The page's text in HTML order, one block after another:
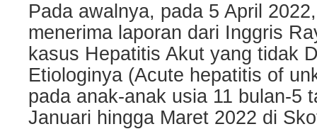
Pada awalnya, pada 5 April
menerima laporan dari Inggris
kasus Hepatitis Akut yang tidak
Etiologinya (Acute hepatitis of
pada anak-anak usia 11 bulan-5
Januari hingga Maret 2022 di